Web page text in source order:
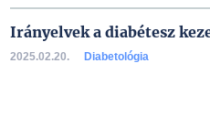
Irányelvek a diabétesz
2025.02.20. Diabetológia